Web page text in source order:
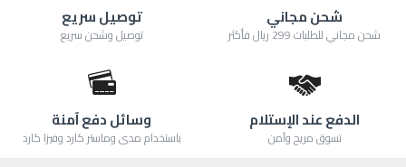
شحن مجاني
شحن مجاني للطلبات 299 ريال فأكثر
توصيل سريع
توصيل وشحن سريع
الدفع عند الإستلام
تسوق مريح وآمن
وسائل دفع آمنة
باستخدام مدى وماستر كارد وفيزا كارد